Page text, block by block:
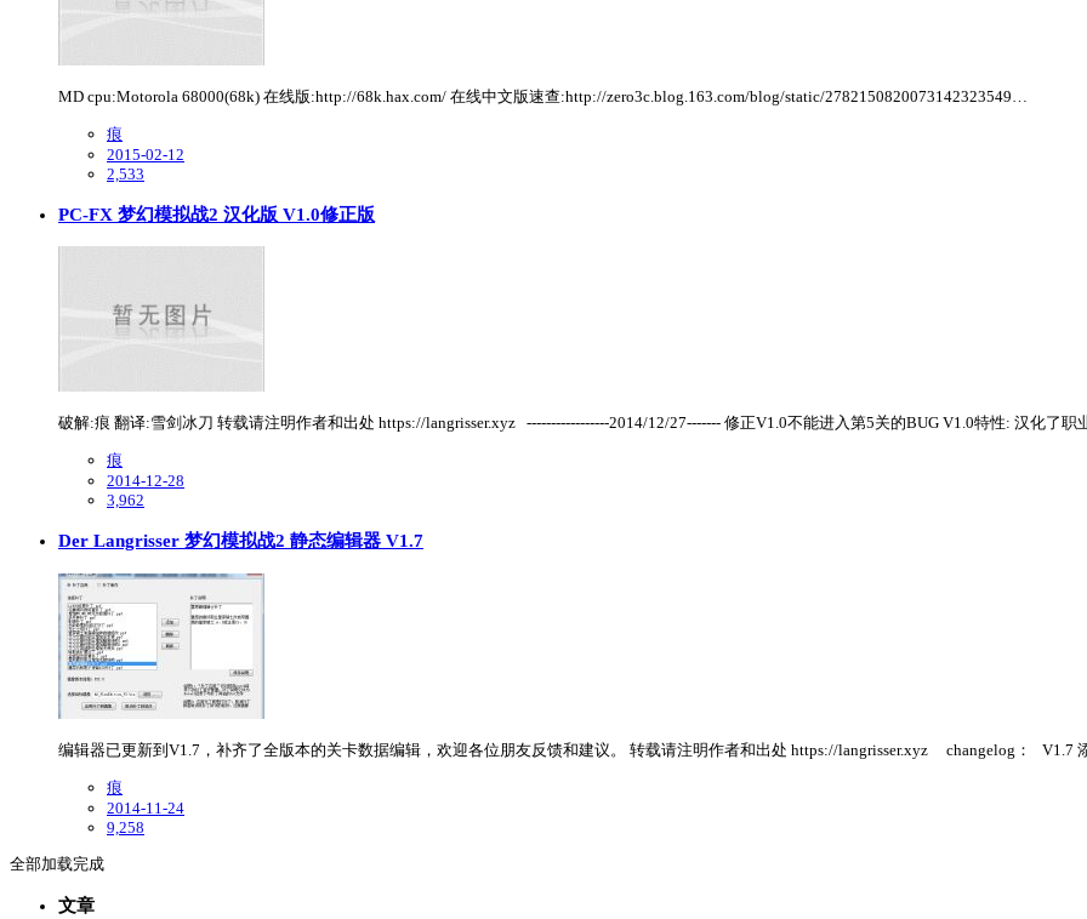
MD cpu:Motorola 68000(68k) 在线版:http://68k.hax.com/ 在线中文版速查:http://zero3c.blog.163.com/blog/static/2782150820073142323549…
痕
2015-02-12
2,533
PC-FX 梦幻模拟战2 汉化版 V1.0修正版
破解:痕 翻译:雪剑冰刀 转载请注明作者和出处 https://langrisser.xyz -----------------2014/12/27------- 修正V1.0不能进入第5关的BUG V1.0特性: 汉化了
痕
2014-12-28
3,962
Der Langrisser 梦幻模拟战2 静态编辑器 V1.7
编辑器已更新到V1.7，补齐了全版本的关卡数据编辑，欢迎各位朋友反馈和建议。 转载请注明作者和出处 https://langrisser.xyz changelog： V1.7
痕
2014-11-24
9,258
全部加载完成
文章